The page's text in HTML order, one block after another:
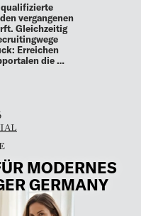
qualifizierte
vergangenen
Gleichzeitig
Erreichen
die …
MODERNES
GERMANY